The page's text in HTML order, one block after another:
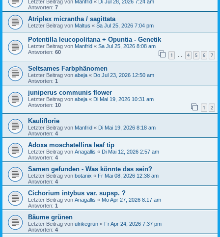
Letzter Beitrag von Manfrid « Di Jul 28, 2026 7:24 am
Antworten: 7
Atriplex micrantha / sagittata
Letzter Beitrag von Maltus « Sa Jul 25, 2026 7:04 pm
Potentilla leucopolitana + Opuntia - Genetik
Letzter Beitrag von Manfrid « Sa Jul 25, 2026 8:08 am
Antworten: 60 1 … 4 5 6 7
Seltsames Farbphänomen
Letzter Beitrag von abeja « Do Jul 23, 2026 12:50 am
Antworten: 1
juniperus communis flower
Letzter Beitrag von abeja « Di Mai 19, 2026 10:31 am
Antworten: 10 1 2
Kauliflorie
Letzter Beitrag von Manfrid « Di Mai 19, 2026 8:18 am
Antworten: 4
Adoxa moschatellina leaf tip
Letzter Beitrag von Anagallis « Di Mai 12, 2026 2:57 am
Antworten: 4
Samen gefunden - Was könnte das sein?
Letzter Beitrag von botanix « Fr Mai 08, 2026 12:38 am
Antworten: 4
Cichorium intybus var. supsp. ?
Letzter Beitrag von Anagallis « Mo Apr 27, 2026 8:17 am
Antworten: 1
Bäume grünen
Letzter Beitrag von ulrikegrün « Fr Apr 24, 2026 7:37 pm
Antworten: 4